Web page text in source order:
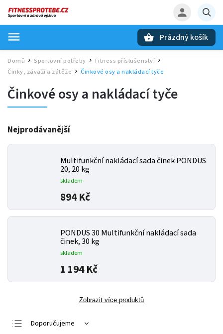
Prázdný košík
Domů / Sportovní potřeby Fitness příslušenství /
Činky, závaží a zátěže / Činkové osy a nakládací tyče
Činkové osy a nakládací tyče
Nejprodávanější
Multifunkční nakládací sada činek PONDUS
20, 20 kg
skladem
894 Kč
PONDUS 30 Multifunkční nakládací sada
činek, 30 kg
skladem
1 194 Kč
Zobrazit více produktů
Doporučujeme